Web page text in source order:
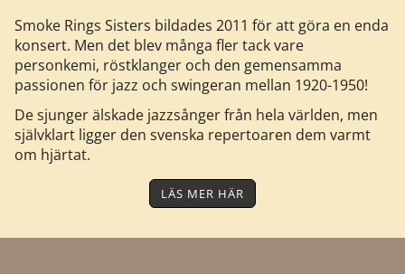
Smoke Rings Sisters bildades 2011 för att göra en enda
konsert. Men det blev många fler tack vare
personkemi, röstklanger och den gemensamma
passionen för jazz och swingeran mellan 1920-1950!
De sjunger älskade jazzsånger från hela världen, men
självklart ligger den svenska repertoaren dem varmt
om hjärtat.
LÄS MER HÄR